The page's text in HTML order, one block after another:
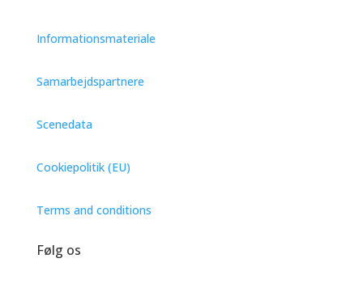
Informationsmateriale
Samarbejdspartnere
Scenedata
Cookiepolitik (EU)
Terms and conditions
Følg os